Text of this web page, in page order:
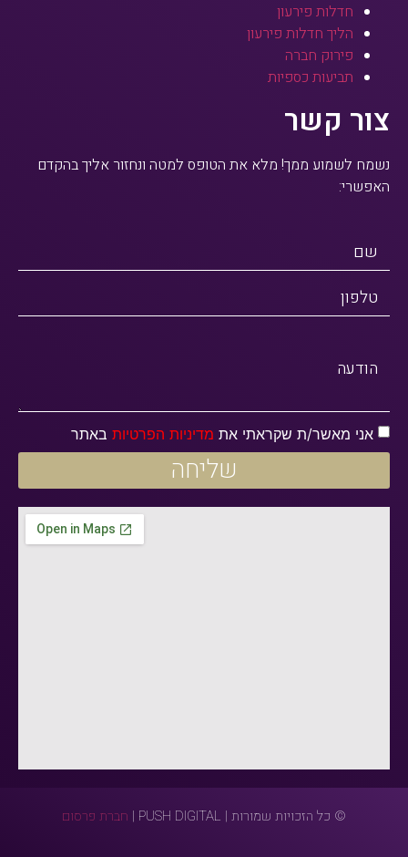
חדלות פירעון
הליך חדלות פירעון
פירוק חברה
תביעות כספיות
צור קשר
נשמח לשמוע ממך! מלא את הטופס למטה ונחזור אליך בהקדם
האפשרי:
שם
טלפון
הודעה
אני מאשר/ת שקראתי את מדיניות הפרטיות באתר
שליחה
© כל הזכויות שמורות | PUSH DIGITAL | חברת פרסום